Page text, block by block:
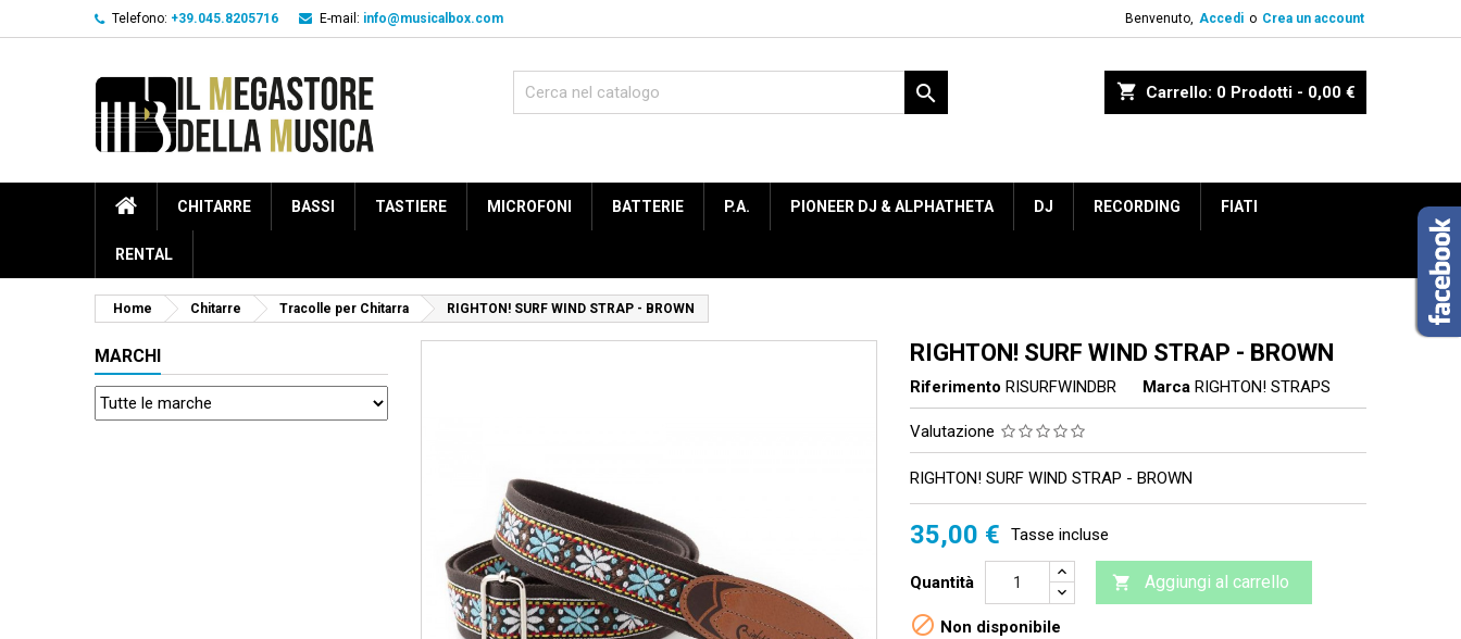
Telefono: +39.045.8205716 E-mail: info@musicalbox.com Benvenuto, Accedi o Crea un account
shopping_cart Carrello: 0 Prodotti - 0,00 €

CHITARRE BASSI TASTIERE MICROFONI BATTERIE P.A. PIONEER DJ & ALPHATHETA DJ RECORDING FIATI
RENTAL
Home Chitarre Tracolle per Chitarra RIGHTON! SURF WIND STRAP - BROWN
MARCHI RIGHTON! SURF WIND STRAP - BROWN
Riferimento RISURFWINDBR Marca RIGHTON! STRAPS
Valutazione
RIGHTON! SURF WIND STRAP - BROWN
35,00 € Tasse incluse
Quantità  Aggiungi al carrello
 Non disponibile